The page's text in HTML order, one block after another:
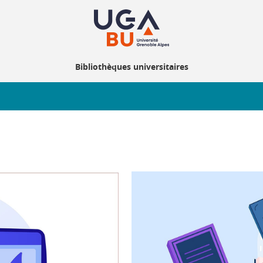
Bibliothèques universitaires